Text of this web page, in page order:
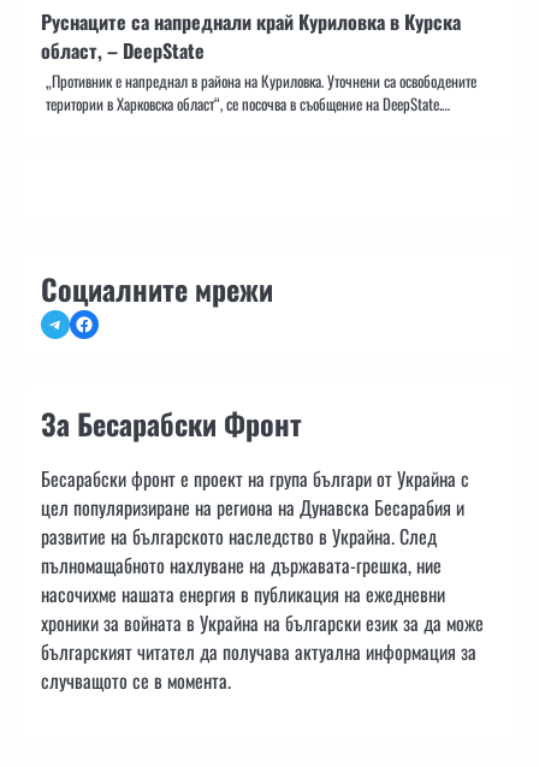
Руснаците са напреднали край Куриловка в Курска
област, – DeepState
„Противник е напреднал в района на Куриловка. Уточнени са освободените
територии в Харковска област“, се посочва в съобщение на DeepState.…
Социалните мрежи
TelegramFacebook
За Бесарабски Фронт
Бесарабски фронт е проект на група българи от Украйна с
цел популяризиране на региона на Дунавска Бесарабия и
развитие на българското наследство в Украйна. След
пълномащабното нахлуване на държавата-грешка, ние
насочихме нашата енергия в публикация на ежедневни
хроники за войната в Украйна на български език за да може
българският читател да получава актуална информация за
случващото се в момента.